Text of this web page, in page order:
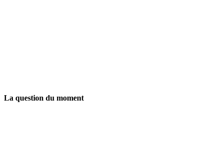
La question du moment